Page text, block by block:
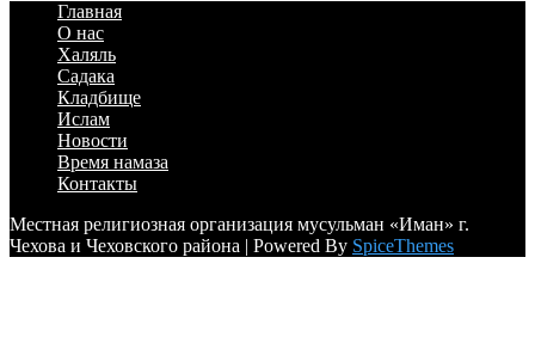
Главная
О нас
Халяль
Садака
Кладбище
Ислам
Новости
Время намаза
Контакты
Местная религиозная организация мусульман «Иман» г.
Чехова и Чеховского района | Powered By SpiceThemes